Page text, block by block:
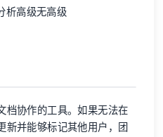
析高级无高级
档协作的工具。如果无法在
新并能够标记其他用户，团